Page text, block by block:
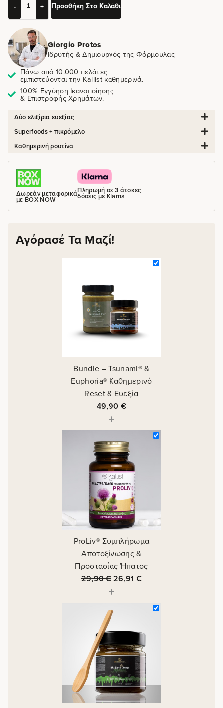
- + Προσθήκη Στο Καλάθι
Giorgio Protos
Ιδρυτής & Δημιουργός της Φόρμουλας
Πάνω από 10.000 πελάτες
εμπιστεύονται την Kallist καθημερινά.
100% Εγγύηση Ικανοποίησης
& Επιστροφής Χρημάτων.
Δύο ελιξίρια ευεξίας
Superfoods + πικρόμελο
Καθημερινή ρουτίνα
Δωρεάν μεταφορικά
με BOX NOW
Πληρωμή σε 3 άτοκες
δόσεις με Klarna
Αγόρασέ Τα Μαζί!
Bundle – Tsunami® &
Euphoria® Καθημερινό
Reset & Ευεξία
49,90 €
+
ProLiv® Συμπλήρωμα
Αποτοξίνωσης &
Προστασίας Ήπατος
29,90€26,91€
+